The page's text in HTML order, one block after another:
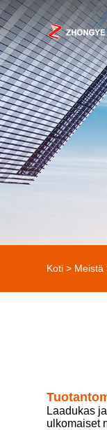
Koti > Meistä
Laadukas
ulkomaiset